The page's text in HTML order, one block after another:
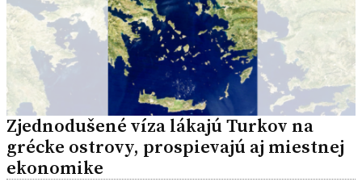
Zjednodušené víza lákajú Turkov na
grécke ostrovy, prospievajú aj miestnej
ekonomike